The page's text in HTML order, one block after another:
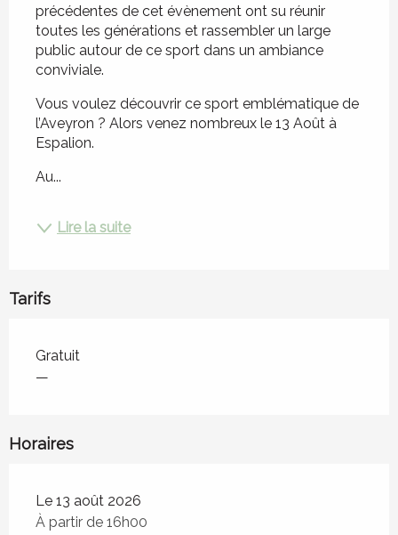
précédentes de cet évènement ont su réunir
toutes les générations et rassembler un large
public autour de ce sport dans un ambiance
conviviale.
Vous voulez découvrir ce sport emblématique de
l’Aveyron ? Alors venez nombreux le 13 Août à
Espalion.
Au...
Lire la suite
Tarifs
Tarifs 2026
Gratuit
—
Horaires
Le 13 août 2026
À partir de 16h00